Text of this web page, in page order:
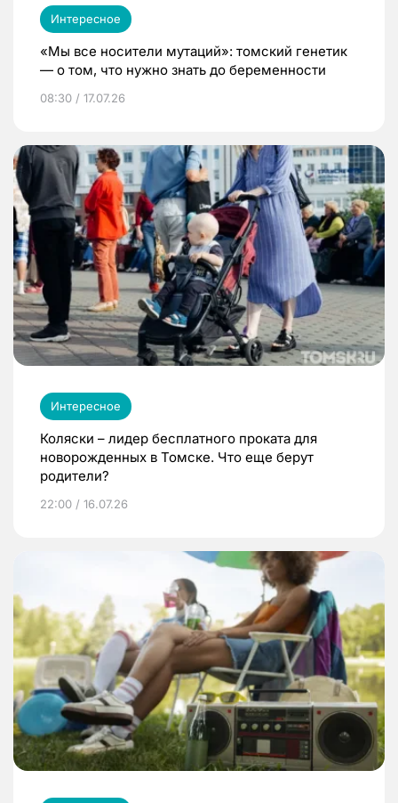
Интересное
«Мы все носители мутаций»: томский генетик
— о том, что нужно знать до беременности
08:30 / 17.07.26
Интересное
Коляски – лидер бесплатного проката для
новорожденных в Томске. Что еще берут
родители?
22:00 / 16.07.26